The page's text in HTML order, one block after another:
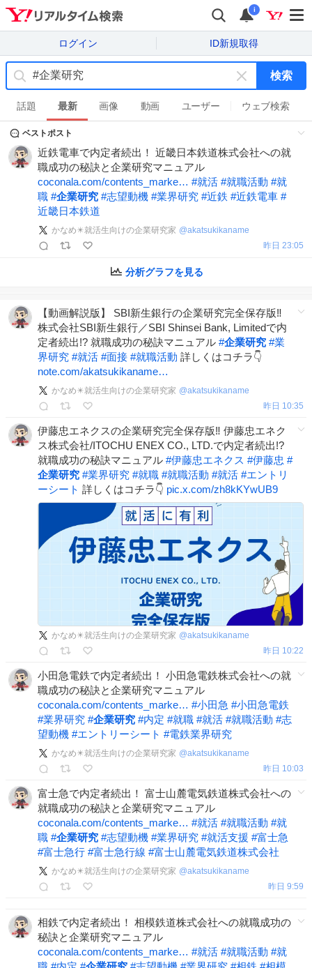
i
ログイン ID新規取得
キ
ー
ワ
ド
消
す
検索
話題 最新 画像 動画 ユーザー ウェブ検索
ベストポスト
近鉄電車で内定者続出！ 近畿日本鉄道株式会社への就
職成功の秘訣と企業研究マニュアル
coconala.com/contents_marke… #就活 #就職活動 #就
職 #企業研究 #志望動機 #業界研究 #近鉄 #近鉄電車 #
近畿日本鉄道
かなめ✴️就活生向けの企業研究家 @akatsukikaname
昨日 23:05
分析グラフを見る
【動画解説版】 SBI新生銀行の企業研究完全保存版‼
株式会社SBI新生銀行／SBI Shinsei Bank, Limitedで内
定者続出!? 就職成功の秘訣マニュアル #企業研究 #業
界研究 #就活 #面接 #就職活動 詳しくはコチラ👇
note.com/akatsukikaname…
かなめ✴️就活生向けの企業研究家 @akatsukikaname
昨日 10:35
伊藤忠エネクスの企業研究完全保存版‼ 伊藤忠エネク
ス株式会社/ITOCHU ENEX CO., LTD.で内定者続出!?
就職成功の秘訣マニュアル #伊藤忠エネクス #伊藤忠 #
企業研究 #業界研究 #就職 #就職活動 #就活 #エントリ
ーシート 詳しくはコチラ👇 pic.x.com/zh8kKYwUB9
かなめ✴️就活生向けの企業研究家 @akatsukikaname
昨日 10:22
小田急電鉄で内定者続出！ 小田急電鉄株式会社への就
職成功の秘訣と企業研究マニュアル
coconala.com/contents_marke… #小田急 #小田急電鉄
#業界研究 #企業研究 #内定 #就職 #就活 #就職活動 #志
望動機 #エントリーシート #電鉄業界研究
かなめ✴️就活生向けの企業研究家 @akatsukikaname
昨日 10:03
富士急で内定者続出！ 富士山麓電気鉄道株式会社への
就職成功の秘訣と企業研究マニュアル
coconala.com/contents_marke… #就活 #就職活動 #就
職 #企業研究 #志望動機 #業界研究 #就活支援 #富士急
#富士急行 #富士急行線 #富士山麓電気鉄道株式会社
かなめ✴️就活生向けの企業研究家 @akatsukikaname
昨日 9:59
相鉄で内定者続出！ 相模鉄道株式会社への就職成功の
秘訣と企業研究マニュアル
coconala.com/contents_marke… #就活 #就職活動 #就